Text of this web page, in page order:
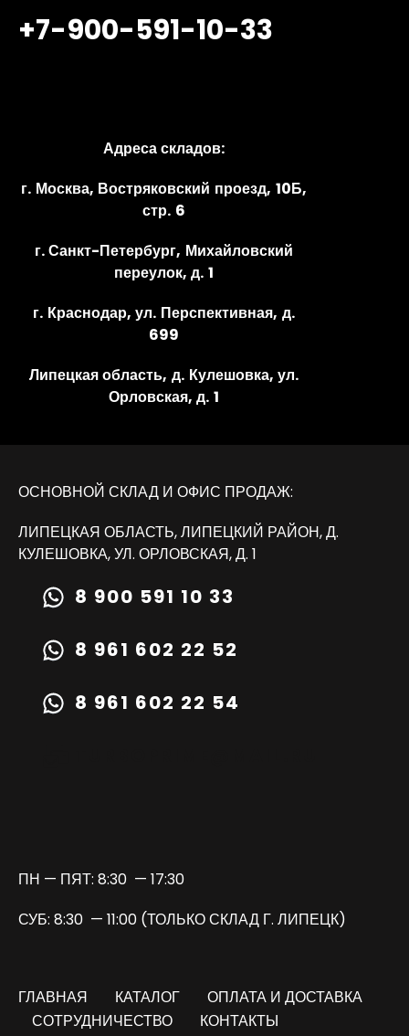
+7-900-591-10-33
Адреса складов:
г. Москва, Востряковский проезд, 10Б,
стр. 6
г. Санкт-Петербург, Михайловский
переулок, д. 1
г. Краснодар, ул. Перспективная, д.
699
Липецкая область, д. Кулешовка, ул.
Орловская, д. 1
ОСНОВНОЙ СКЛАД И ОФИС ПРОДАЖ:
ЛИПЕЦКАЯ ОБЛАСТЬ, ЛИПЕЦКИЙ РАЙОН, Д.
КУЛЕШОВКА, УЛ. ОРЛОВСКАЯ, Д. 1
8 900 591 10 33
8 961 602 22 52
8 961 602 22 54
ПН — ПЯТ: 8:30 — 17:30
СУБ: 8:30 — 11:00 (ТОЛЬКО СКЛАД Г. ЛИПЕЦК)
ГЛАВНАЯ КАТАЛОГ
ОПЛАТА И ДОСТАВКА
СОТРУДНИЧЕСТВО
КОНТАКТЫ